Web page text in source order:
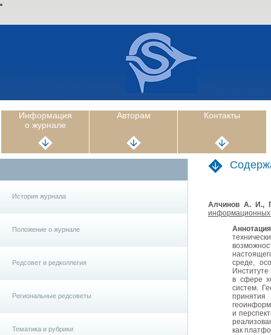
Информация
о журнале
Авторам Контакты
История журнала
Положение о журнале
Редсовет и редколлегия
Региональные редсоветы
Тематика и рубрики
Алчинов А. И.,
информационных
среде,
в сфере
систем.
принятия
и
как